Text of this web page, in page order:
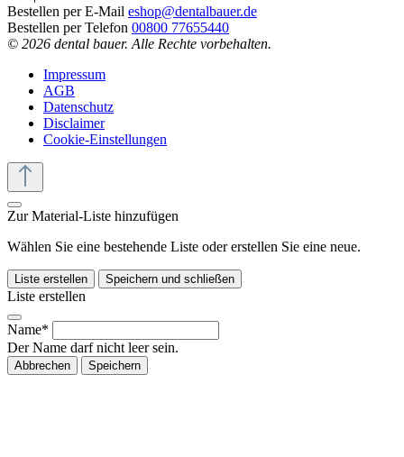
Bestellen per E-Mail eshop@dentalbauer.de
Bestellen per Telefon 00800 77655440
© 2026 dental bauer. Alle Rechte vorbehalten.
Impressum
AGB
Datenschutz
Disclaimer
Cookie-Einstellungen
Zur Material-Liste hinzufügen
Wählen Sie eine bestehende Liste oder erstellen Sie eine neue.
Liste erstellen Speichern und schließen
Liste erstellen
Name*
Der Name darf nicht leer sein.
Abbrechen Speichern